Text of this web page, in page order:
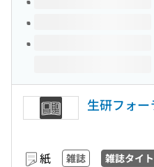
生研フォ
紙 雑誌 雑誌タイ